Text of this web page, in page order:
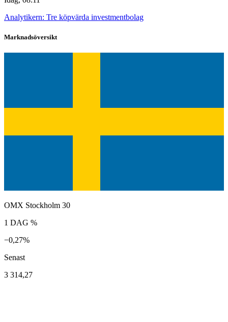
Analytikern: Tre köpvärda investmentbolag
Marknadsöversikt
OMX Stockholm 30
1 DAG %
−0,27%
Senast
3 314,27